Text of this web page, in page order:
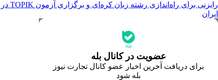
رایزنی برای راه‌اندازی رشته زبان کره‌ای و برگزاری آزمون TOPIK در
ایران
عضویت در کانال بله
برای دریافت آخرین اخبار عضو کانال تجارت نیوز
بله شود
جدیدترین قیمت‌ها
قیمت درهم امارات